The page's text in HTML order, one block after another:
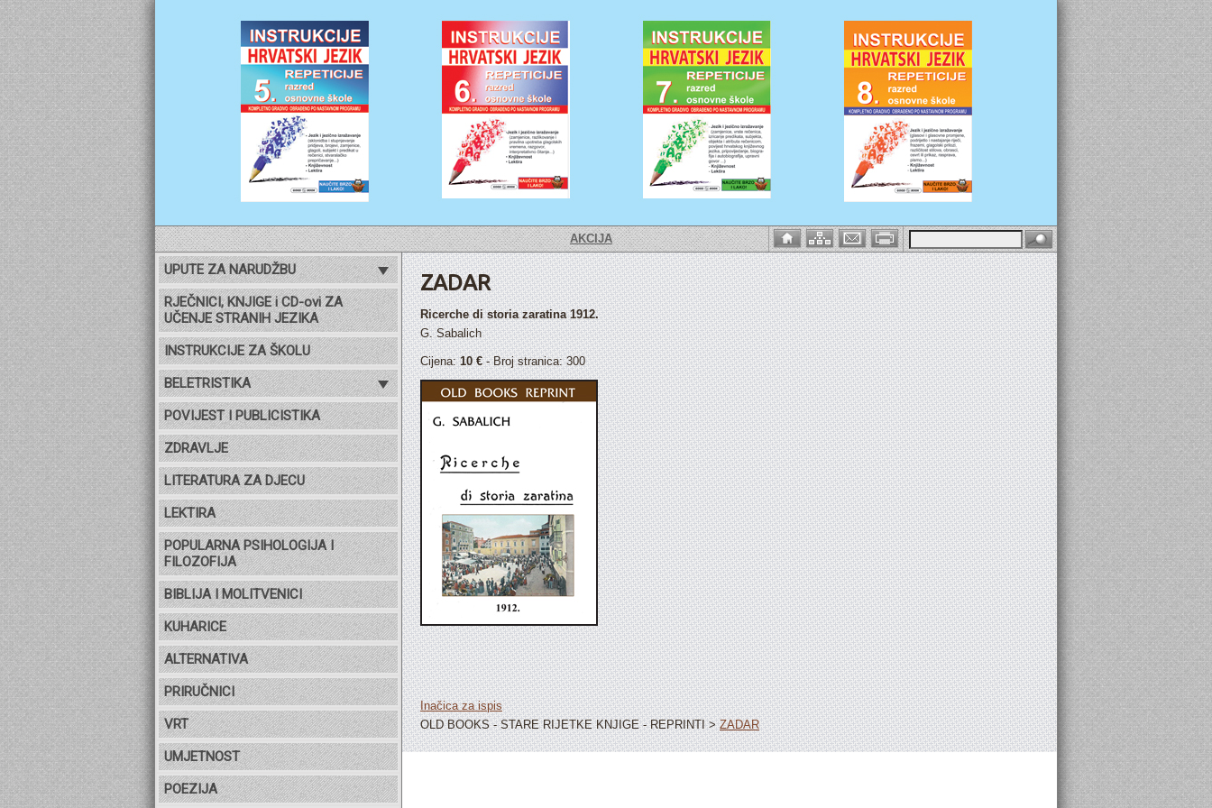
AKCIJA
UPUTE ZA NARUDŽBU
RJEČNICI, KNJIGE i CD-ovi ZA
UČENJE STRANIH JEZIKA
INSTRUKCIJE ZA ŠKOLU
BELETRISTIKA
POVIJEST I PUBLICISTIKA
ZDRAVLJE
LITERATURA ZA DJECU
LEKTIRA
POPULARNA PSIHOLOGIJA I
FILOZOFIJA
BIBLIJA I MOLITVENICI
KUHARICE
ALTERNATIVA
PRIRUČNICI
VRT
UMJETNOST
POEZIJA
ZADAR
Ricerche di storia zaratina 1912.
G. Sabalich
Cijena:10 €- Broj stranica: 300
Inačica za ispis
OLD BOOKS - STARE RIJETKE KNJIGE - REPRINTI >ZADAR